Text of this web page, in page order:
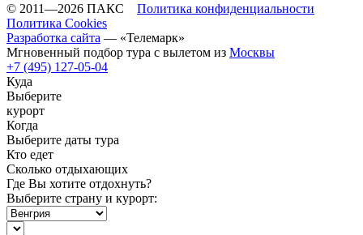
© 2011—2026 ПАКС Политика конфиденциальности
Политика Cookies
Разработка сайта — «Телемарк»
Мгновенный подбор тура с вылетом из Москвы
+7 (495) 127-05-04
Куда
Выберите
курорт
Когда
Выберите даты тура
Кто едет
Сколько отдыхающих
Где Вы хотите отдохнуть?
Выберите страну и курорт: